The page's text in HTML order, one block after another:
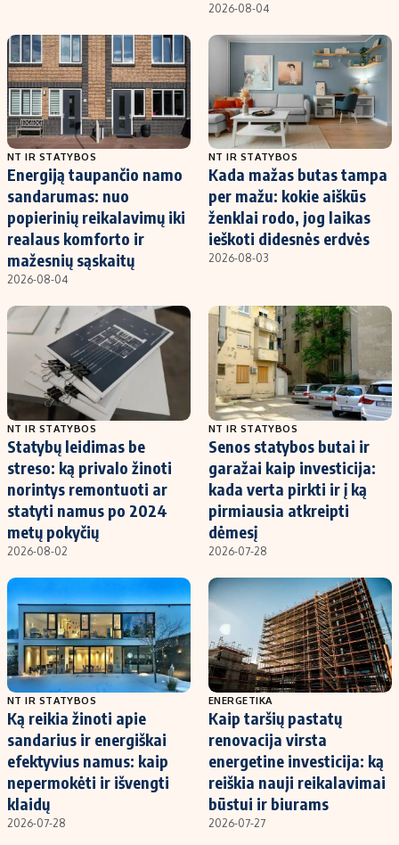
2026-08-04
NT IR STATYBOS
Energiją taupančio namo
sandarumas: nuo
popierinių reikalavimų iki
realaus komforto ir
mažesnių sąskaitų
2026-08-04
NT IR STATYBOS
Kada mažas butas tampa
per mažu: kokie aiškūs
ženklai rodo, jog laikas
ieškoti didesnės erdvės
2026-08-03
NT IR STATYBOS
Statybų leidimas be
streso: ką privalo žinoti
norintys remontuoti ar
statyti namus po 2024
metų pokyčių
2026-08-02
NT IR STATYBOS
Senos statybos butai ir
garažai kaip investicija:
kada verta pirkti ir į ką
pirmiausia atkreipti
dėmesį
2026-07-28
NT IR STATYBOS
Ką reikia žinoti apie
sandarius ir energiškai
efektyvius namus: kaip
nepermokėti ir išvengti
klaidų
2026-07-28
ENERGETIKA
Kaip taršių pastatų
renovacija virsta
energetine investicija: ką
reiškia nauji reikalavimai
būstui ir biurams
2026-07-27